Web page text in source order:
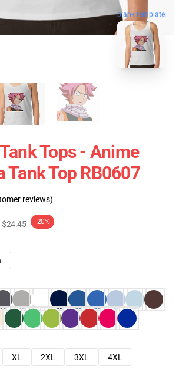
blank template
Tops - Anime
Tank Top RB0607
reviews)
$24.45 -20%
XL 2XL 3XL
4XL